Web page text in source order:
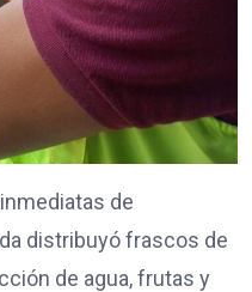
de
distribuyó frascos de
de agua, frutas y